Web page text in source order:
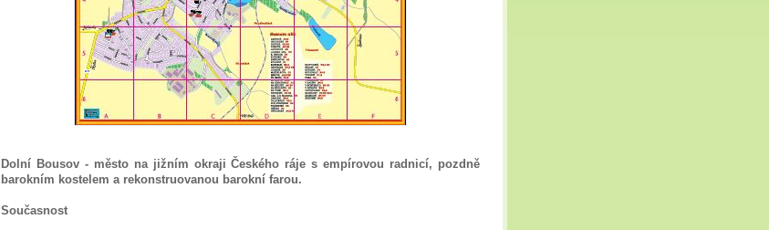
Dolní Bousov - město na jižním okraji Českého ráje s empírovou radnicí, pozdně
barokním kostelem a rekonstruovanou barokní farou.
Současnost